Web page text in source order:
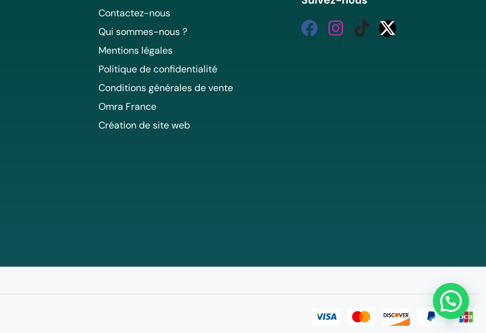
Contactez-nous
Qui sommes-nous ?
Mentions légales
Politique de confidentialité
Conditions générales de vente
Omra France
Création de site web